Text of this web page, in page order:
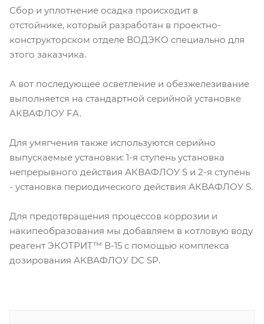
Сбор и уплотнение осадка происходит в
отстойнике, который разработан в проектно-
конструкторском отделе ВОДЭКО специально для
этого заказчика.
А вот последующее осветление и обезжелезивание
выполняется на стандартной серийной установке
АКВАФЛОУ FA.
Для умягчения также используются серийно
выпускаемые установки: 1-я ступень установка
непрерывного действия АКВАФЛОУ S и 2-я ступень
- установка периодического действия АКВАФЛОУ S.
Для предотвращения процессов коррозии и
накипеобразования мы добавляем в котловую воду
реагент ЭКОТРИТ™ В-15 с помощью комплекса
дозирования АКВАФЛОУ DC SP.